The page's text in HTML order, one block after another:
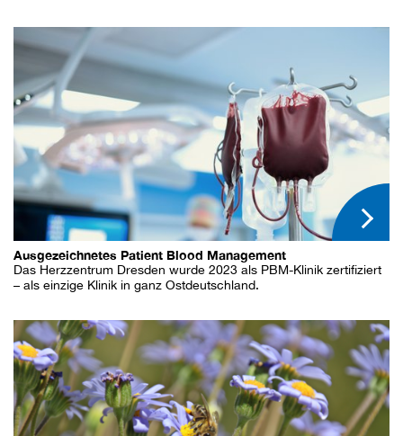
Ausgezeichnetes Patient Blood Management
Das Herzzentrum Dresden wurde 2023 als PBM-Klinik zertifiziert
– als einzige Klinik in ganz Ostdeutschland.